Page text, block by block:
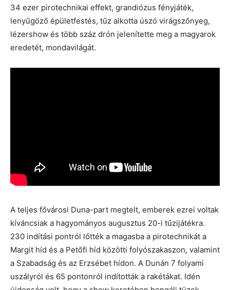
34 ezer pirotechnikai effekt, grandiózus fényjáték,
lenyűgöző épületfestés, tűz alkotta úszó virágszőnyeg,
lézershow és több száz drón jelenítette meg a magyarok
eredetét, mondavilágát.
A teljes fővárosi Duna-part megtelt, emberek ezrei voltak
kíváncsiak a hagyományos augusztus 20-i tűzijátékra.
230 indítási pontról lőtték a magasba a pirotechnikát a
Margit híd és a Petőfi híd közötti folyószakaszon, valamint
a Szabadság és az Erzsébet hídon. A Dunán 7 folyami
uszályról és 65 pontonról indították a rakétákat. Idén